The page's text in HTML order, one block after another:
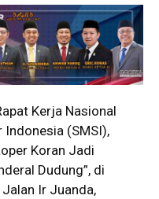
Kerja Nasional
Indonesia (SMSI),
Koran Jadi
Dudung”, di
Ir Juanda,